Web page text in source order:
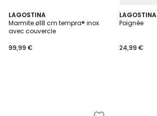
LAGOSTINA
Marmite ø18 cm tempra® inox
avec couvercle
€.
99,99 €
LAGOSTINA
Poignée
24,99 €